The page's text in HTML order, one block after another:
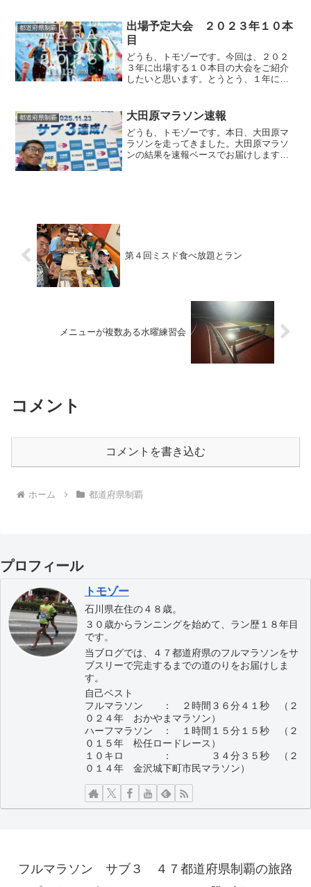
できず、意気消沈していま...
都道府県制覇
出場予定大会 ２０２３年１０本
目
どうも、トモゾーです。今回は、２０２
３年に出場する１０本目の大会をご紹介
したいと思います。とうとう、１年に二
介記事はこちらです。参加する大会２０
２３年１０本目に参加す...
都道府県制覇 大田原マラソン速報
どうも、トモゾーです。本日、大田原マ
ラソンを走ってきました。大田原マラソ
ンの結果を速報ベースでお届けします。
第４回ミスド食べ放題とラン
メニューが複数ある水曜練習会
コメント
コメントを書き込む
ホーム 都道府県制覇
プロフィール
トモゾー
石川県在住の４８歳。
３０歳からランニングを始めて、ラン歴１８年目
です。
当ブログでは、４７都道府県のフルマラソンをサ
ブスリーで完走するまでの道のりをお届けしま
す。
自己ベスト
フルマラソン ： ２時間３６分４１秒 （２
０２４年 おかやまマラソン）
ハーフマラソン ： １時間１５分１５秒 （２
０１５年 松任ロードレース）
１０キロ ： ３４分３５秒 （２
０１４年 金沢城下町市民マラソン）
フルマラソン サブ３ ４７都道府県制覇の旅路